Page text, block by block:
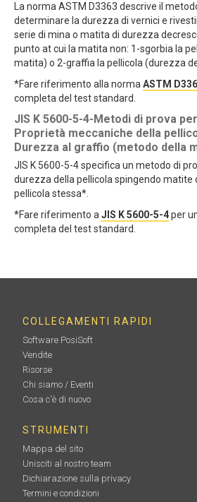
La norma ASTM D3363 descrive il
determinare la durezza di vernici e
serie di mina o matita di durezza
punto at cui la matita non: 1-sgorbia la
matita) o 2-graffia la pellicola (durezza
*Fare riferimento alla norma ASTM
completa del test standard.
JIS K 5600-5-4-Metodi di prova
Proprietà meccaniche della
Durezza al graffio (metodo della
JIS K 5600-5-4 specifica un metodo di
durezza della pellicola spingendo matite
pellicola stessa*.
*Fare riferimento a JIS K 5600-5-4per
completa del test standard.
COLLEGAMENTI RAPIDI
Software PosiSoft
Vendite
Risorse
Chi siamo / Eventi
Cosa c'è di nuovo
STRUMENTI
Mappa del sito
Unisciti al nostro team
Dichiarazione sulla privacy
Termini e condizioni